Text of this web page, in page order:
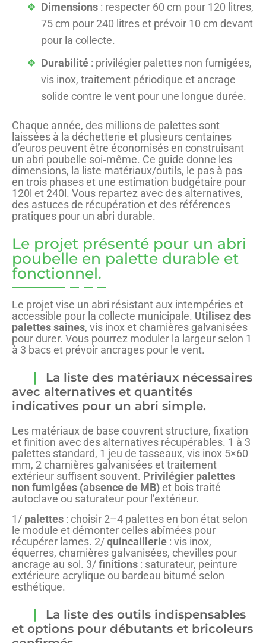
Dimensions : respecter 60 cm pour 120 litres,
75 cm pour 240 litres et prévoir 10 cm devant
pour la collecte.
Durabilité : privilégier palettes non fumigées,
vis inox, traitement périodique et ancrage
solide contre le vent pour une longue durée.
Chaque année, des millions de palettes sont
laissées à la déchetterie et plusieurs centaines
d’euros peuvent être économisés en construisant
un abri poubelle soi‑même. Ce guide donne les
dimensions, la liste matériaux/outils, le pas à pas
en trois phases et une estimation budgétaire pour
120l et 240l. Vous repartez avec des alternatives,
des astuces de récupération et des références
pratiques pour un abri durable.
Le projet présenté pour un abri
poubelle en palette durable et
fonctionnel.
Le projet vise un abri résistant aux intempéries et
accessible pour la collecte municipale. Utilisez des
palettes saines, vis inox et charnières galvanisées
pour durer. Vous pourrez moduler la largeur selon 1
à 3 bacs et prévoir ancrages pour le vent.
La liste des matériaux nécessaires
avec alternatives et quantités
indicatives pour un abri simple.
Les matériaux de base couvrent structure, fixation
et finition avec des alternatives récupérables. 1 à 3
palettes standard, 1 jeu de tasseaux, vis inox 5×60
mm, 2 charnières galvanisées et traitement
extérieur suffisent souvent. Privilégier palettes
non fumigées (absence de MB)et bois traité
autoclave ou saturateur pour l’extérieur.
1/ palettes : choisir 2–4 palettes en bon état selon
le module et démonter celles abîmées pour
récupérer lames. 2/quincaillerie : vis inox,
équerres, charnières galvanisées, chevilles pour
ancrage au sol. 3/finitions : saturateur, peinture
extérieure acrylique ou bardeau bitumé selon
esthétique.
La liste des outils indispensables
et options pour débutants et bricoleurs